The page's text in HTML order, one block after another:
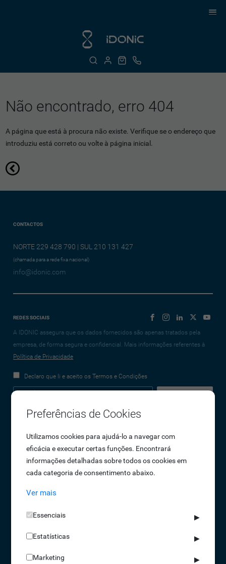
Não encontrado, erro 404
A página que está à procura não existe. Verifique se o endereço que
introduziu está correto ou volte à página inicial.
CONTACTOS
NORTE 229 428 790 | SUL 210 131 427
(chamada para a rede fixa nacional)
info@idonic.com
REDES SOCIAIS
A IDONIC assegura que os dados fornecidos são apenas tratados pela
empresa, de forma segura e confidencial. Mais informações referentes à
Política de Privacidade
Declaro que li e aceito os Termos e Condições
Empresa
Sobre Nós
Oportunidades de Emprego
Termos e Condições
Política de Privacidade
Livro de reclamações
Preferências de Cookies
Utilizamos cookies para ajudá-lo a navegar com
eficácia e executar certas funções. Encontrará
informações detalhadas sobre todos os cookies em
cada categoria de consentimento abaixo.
Ver mais
Essenciais ▶
Estatísticas ▶
Marketing ▶